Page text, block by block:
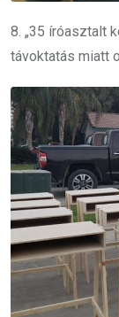
8. „35 íróasztalt
távoktatás miatt